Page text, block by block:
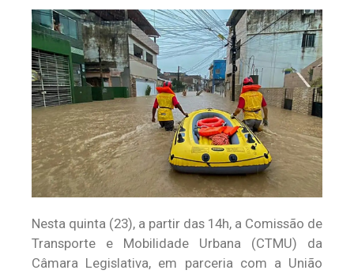
Nesta quinta (23), a partir das 14h, a Comissão de
Transporte e Mobilidade Urbana (CTMU) da
Câmara Legislativa, em parceria com a União